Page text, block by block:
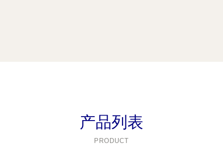
产品列表
PRODUCT